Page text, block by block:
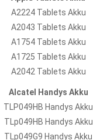
A2224 Tablets Akku
A2043 Tablets Akku
A1754 Tablets Akku
A1725 Tablets Akku
A2042 Tablets Akku
Alcatel Handys Akku
TLP049HB Handys Akku
TLp049HB Handys Akku
TLp049G9 Handys Akku